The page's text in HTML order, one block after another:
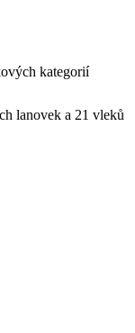
kategorií
lanovek a 21 vleků